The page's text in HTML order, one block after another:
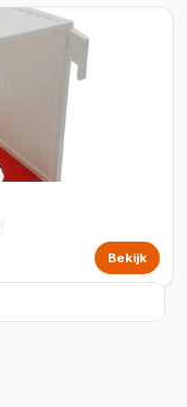
Bekijk